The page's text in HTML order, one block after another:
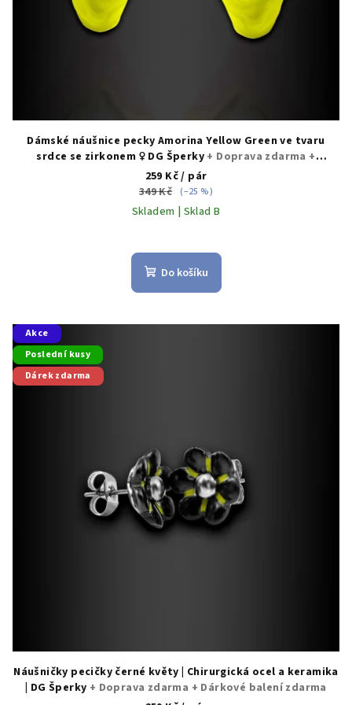
Dámské náušnice pecky Amorina Yellow Green ve tvaru
srdce se zirkonem ♀️ DG Šperky + Doprava zdarma +
Dárkové balení zdarma
259 Kč/ pár
349 Kč (–25 %)
Skladem | Sklad B
Do košíku
Akce
Poslední kusy
Dárek zdarma
Náušničky pecičky černé květy | Chirurgická ocel a keramika
| DG Šperky + Doprava zdarma + Dárkové balení zdarma